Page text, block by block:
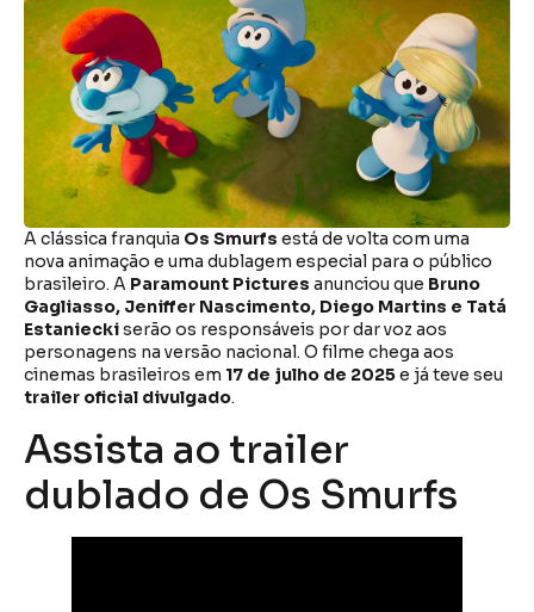
A clássica franquia Os Smurfs está de volta com uma
nova animação e uma dublagem especial para o público
brasileiro. A Paramount Pictures anunciou que Bruno
Gagliasso, Jeniffer Nascimento, Diego Martins e Tatá
Estanieckiserão os responsáveis por dar voz aos
personagens na versão nacional. O filme chega aos
cinemas brasileiros em 17 de julho de 2025e já teve seu
trailer oficial divulgado.
Assista ao trailer
dublado de Os Smurfs